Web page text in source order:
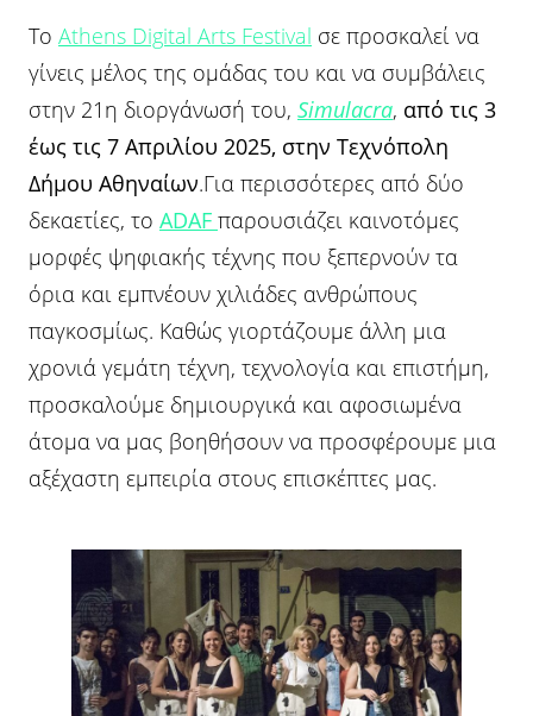
Το Athens Digital Arts Festival σε προσκαλεί να
γίνεις μέλος της ομάδας του και να συμβάλεις
στην 21η διοργάνωσή του, Simulacra, από τις 3
έως τις 7 Απριλίου 2025, στην Τεχνόπολη
Δήμου Αθηναίων.Για περισσότερες από δύο
δεκαετίες, το ADAF παρουσιάζει καινοτόμες
μορφές ψηφιακής τέχνης που ξεπερνούν τα
όρια και εμπνέουν χιλιάδες ανθρώπους
παγκοσμίως. Καθώς γιορτάζουμε άλλη μια
χρονιά γεμάτη τέχνη, τεχνολογία και επιστήμη,
προσκαλούμε δημιουργικά και αφοσιωμένα
άτομα να μας βοηθήσουν να προσφέρουμε μια
αξέχαστη εμπειρία στους επισκέπτες μας.